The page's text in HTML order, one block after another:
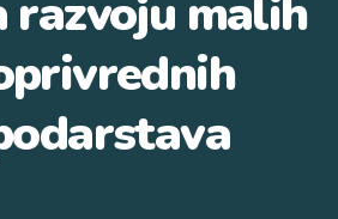
razvoju malih